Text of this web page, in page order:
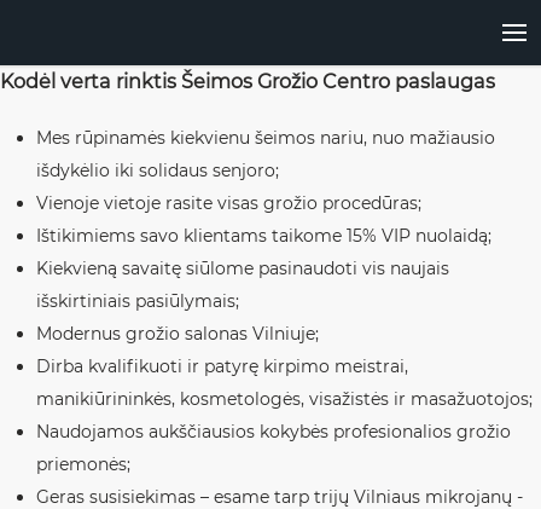
Kodėl verta rinktis Šeimos Grožio Centro paslaugas
Mes rūpinamės kiekvienu šeimos nariu, nuo mažiausio
išdykėlio iki solidaus senjoro;
Vienoje vietoje rasite visas grožio procedūras;
Ištikimiems savo klientams taikome 15% VIP nuolaidą;
Kiekvieną savaitę siūlome pasinaudoti vis naujais
išskirtiniais pasiūlymais;
Modernus grožio salonas Vilniuje;
Dirba kvalifikuoti ir patyrę kirpimo meistrai,
manikiūrininkės, kosmetologės, visažistės ir masažuotojos;
Naudojamos aukščiausios kokybės profesionalios grožio
priemonės;
Geras susisiekimas – esame tarp trijų Vilniaus mikrojanų -